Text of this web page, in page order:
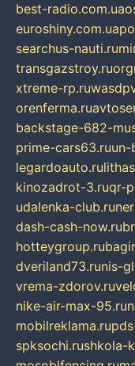
best-radio.com.ua
euroshiny.com.ua
searchus-nauti.ru
transgazstroy.ru
xtreme-rp.ru
orenferma.ru
backstage-682-
prime-cars63.ruun-
legardoauto.ru
kinozadrot-3.ruqr-
udalenka-club.ru
dash-cash-now.ru
hotteygroup.ru
dveriland73.runis-
vrema-zdorov.ru
nike-air-max-95.ru
mobilreklama.ru
spksochi.rushkola-